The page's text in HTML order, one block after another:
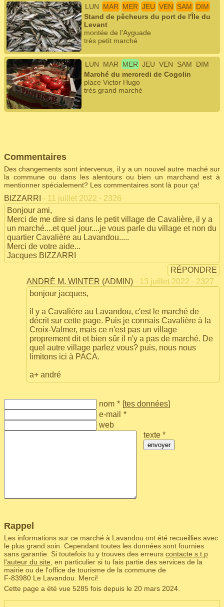
LUN MAR MER JEU VEN SAM
DIM
Stand de pêcheurs du port de l'Île du
Levant
montée de l'Ayguade
très petit marché
LUN MAR MER JEU VEN SAM
DIM
Marché du mercredi de Cogolin
place Victor Hugo
très grand marché
Commentaires
Des changements sont intervenus, il y a un nouvel autre maché sur
la commune ou dans les alentours ou bien un marchand est à
mentionner spécialement? Les commentaires sont là pour ça!
BIZZARRI - 11 juillet 2022 - 2326
Bonjour ami,
Merci de me dire si dans le petit village de Cavalière, il y a
un marché....et quel jour....je vous parle du village et non du
quartier Cavalière au Lavandou.....
Merci de votre aide...
Jacques BIZZARRI
RÉPONDRE
ANDRÉ M. WINTER (ADMIN) - 13 juillet 2022 - 2327
bonjour jacques,
il y a Cavalière au Lavandou, c'est le marché de
décrit sur cette page. Puis je connais Cavalière à la
Croix-Valmer, mais ce n'est pas un village
proprement dit et bien sûr il n'y a pas de marché. De
quel autre village parlez vous? puis, nous nous
limitons ici à PACA.
a+ andré
nom * [tes données]
e-mail *
web
texte *
envoyer
Rappel
Les informations sur ce marché à Lavandou ont été recueillies avec
le plus grand soin. Cependant toutes les données sont fournies
sans garantie. Si toutefois tu y trouves des erreurs contacte s.t.p
l'auteur du site , en particulier si tu fais partie des services de la
mairie ou de l'office de tourisme de la commune de
F‑83980 Le Lavandou. Merci!
Cette page a été vue 5285 fois depuis le 20 mars 2024.